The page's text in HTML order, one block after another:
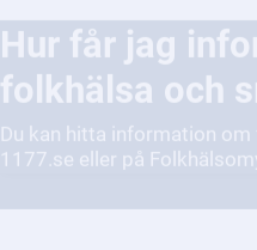
folkhälsa och
Du kan hitta information
1177.se eller på